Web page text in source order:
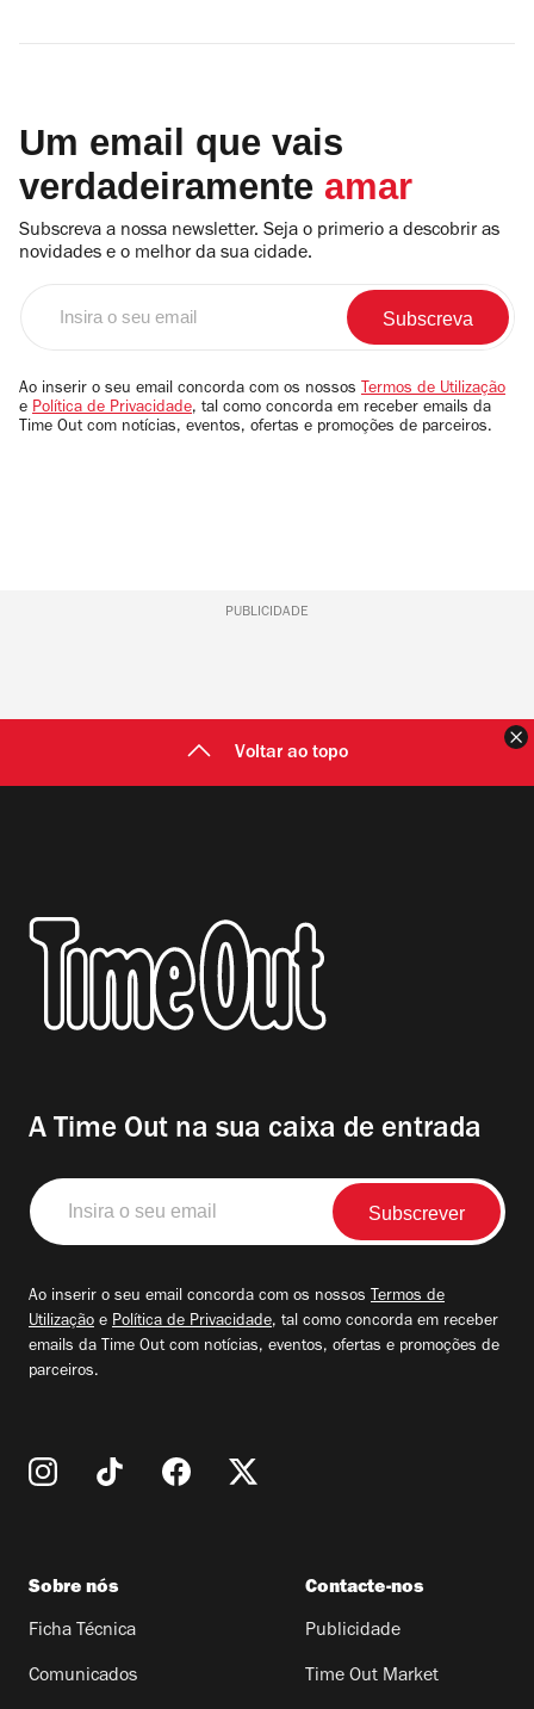
Um email que vais
verdadeiramente amar
Subscreva a nossa newsletter. Seja o primerio a descobrir as
novidades e o melhor da sua cidade.
email
Ao inserir o seu email concorda com os nossos Termos de Utilização
e Política de Privacidade, tal como concorda em receber emails da
Time Out com notícias, eventos, ofertas e promoções de parceiros.
PUBLICIDADE
Voltar ao topo
A Time Out na sua caixa de entrada
Insira
o
seu
Ao inserir o seu email concorda com os nossos Termos de
Utilização e Política de Privacidade, tal como concorda em receber
emails da Time Out com notícias, eventos, ofertas e promoções de
parceiros.
Sobre nós
Ficha Técnica
Comunicados
Contacte-nos
Publicidade
Time Out Market